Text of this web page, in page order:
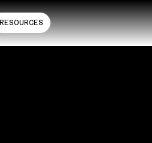
RESOURCES